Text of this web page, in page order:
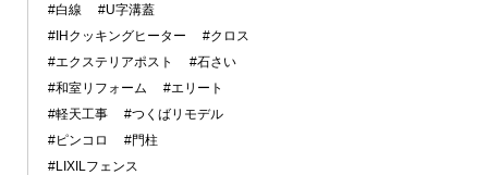
#白線
#U字溝蓋
#IHクッキングヒーター
#クロス
#エクステリアポスト
#石さい
#和室リフォーム
#エリート
#軽天工事
#つくばリモデル
#ピンコロ
#門柱
#LIXILフェンス